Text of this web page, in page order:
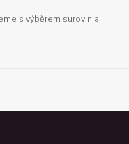
s výběrem surovin a